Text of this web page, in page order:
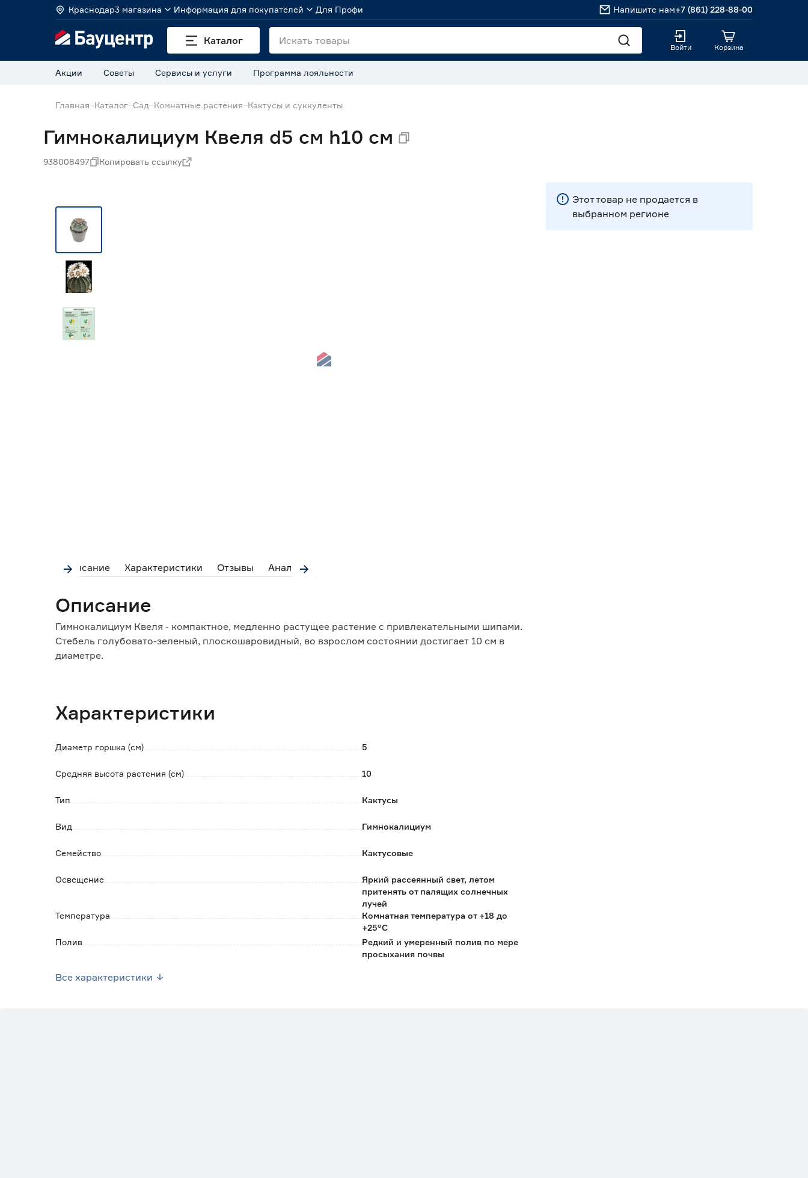
Краснодар3 магазина Информация для покупателей Для Профи Напишите нам+7 (861) 228-88-00
Каталог
Войти Корзина
Акции Советы Сервисы и услуги Программа лояльности
Главная Каталог Сад Комнатные растения Кактусы и суккуленты
Гимнокалициум Квеля d5 см h10 см
938008497 Копировать ссылку
Описание Характеристики Отзывы Аналоги
Описание
Гимнокалициум Квеля - компактное, медленно растущее растение с привлекательными шипами.
Стебель голубовато-зеленый, плоскошаровидный, во взрослом состоянии достигает 10 см в
диаметре.
опрыскивание не требуется.
Характеристики
Диаметр горшка (см) 5
Средняя высота растения (см) 10
Тип Кактусы
Вид Гимнокалициум
Семейство Кактусовые
Освещение
Яркий рассеянный свет, летом
притенять от палящих солнечных
лучей
Температура
Комнатная температура от +18 до
+25°C
Полив
Редкий и умеренный полив по мере
просыхания почвы
Все характеристики
Этот товар не продается в
выбранном регионе